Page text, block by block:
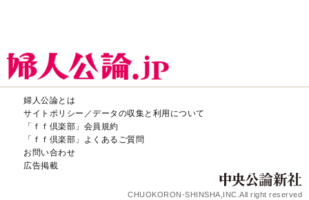
婦人公論とは
サイトポリシー／データの収集と利用について
「ｆｆ倶楽部」会員規約
「ｆｆ倶楽部」よくあるご質問
お問い合わせ
広告掲載
CHUOKORON-SHINSHA,INC.All right reserved